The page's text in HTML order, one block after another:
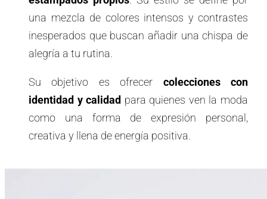
una mezcla de colores intensos y contrastes
inesperados que buscan añadir una chispa de
alegría a tu rutina.
Su objetivo es ofrecer colecciones con
identidad y calidad para quienes ven la moda
como una forma de expresión personal,
creativa y llena de energía positiva.